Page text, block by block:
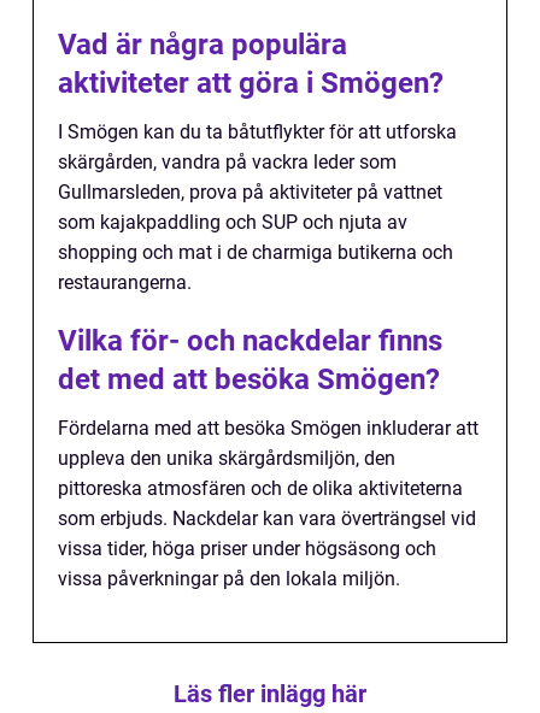
Vad är några populära
aktiviteter att göra i Smögen?
I Smögen kan du ta båtutflykter för att utforska
skärgården, vandra på vackra leder som
Gullmarsleden, prova på aktiviteter på vattnet
som kajakpaddling och SUP och njuta av
shopping och mat i de charmiga butikerna och
restaurangerna.
Vilka för- och nackdelar finns
det med att besöka Smögen?
Fördelarna med att besöka Smögen inkluderar att
uppleva den unika skärgårdsmiljön, den
pittoreska atmosfären och de olika aktiviteterna
som erbjuds. Nackdelar kan vara överträngsel vid
vissa tider, höga priser under högsäsong och
vissa påverkningar på den lokala miljön.
Läs fler inlägg här